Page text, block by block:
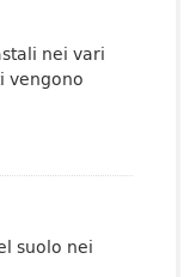
nei vari
vengono
suolo nei